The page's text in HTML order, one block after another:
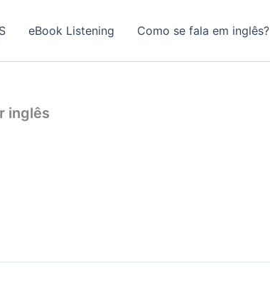
eBook Listening Como se fala em inglês?
inglês